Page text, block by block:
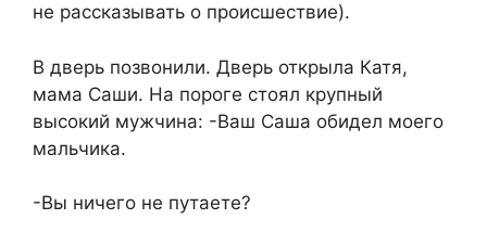
не рассказывать о происшествие).
В дверь позвонили. Дверь открыла Катя,
мама Саши. На пороге стоял крупный
высокий мужчина: -Ваш Саша обидел моего
мальчика.
-Вы ничего не путаете?